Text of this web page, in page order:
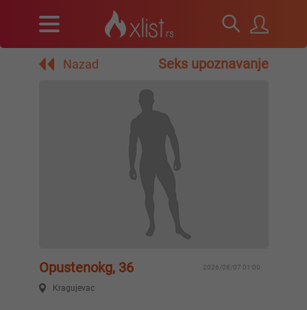
Nazad Seks upoznavanje
Opustenokg, 36 2026/08/07 01:00
Kragujevac